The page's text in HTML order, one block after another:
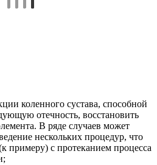
коленного сустава, способной
отечность, восстановить
В ряде случаев может
нескольких процедур, что
примеру) с протеканием процесса